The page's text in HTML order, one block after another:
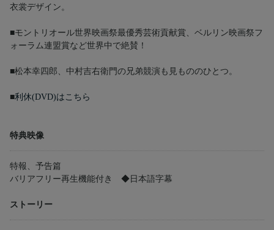
衣裳デザイン。
■モントリオール世界映画祭最優秀芸術貢献賞、ベルリン映画祭フ
ォーラム連盟賞など世界中で絶賛！
■松本幸四郎、中村吉右衛門の兄弟競演も見もののひとつ。
■利休(DVD)はこちら
特典映像
特報、予告篇
バリアフリー再生機能付き ◆日本語字幕
ストーリー